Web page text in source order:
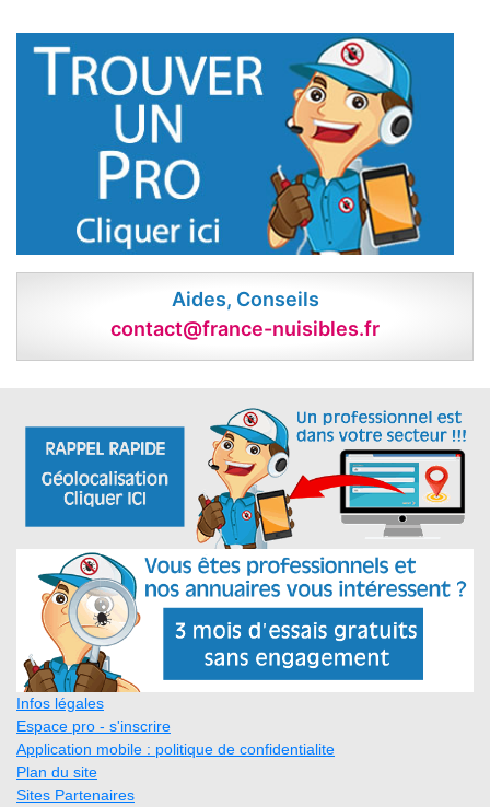
Aides, Conseils
contact@france-nuisibles.fr
Infos légales
Espace pro - s'inscrire
Application mobile : politique de confidentialite
Plan du site
Sites Partenaires